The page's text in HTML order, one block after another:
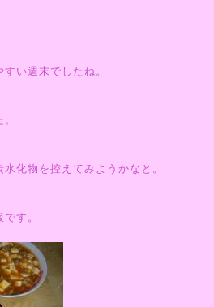
い週末でしたね。
化物を控えてみようかなと。
す。